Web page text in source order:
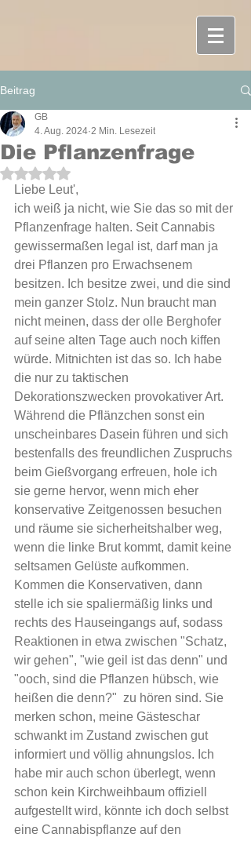
Beitrag
Die Pflanzenfrage
GB
4. Aug. 2024 2 Min. Lesezeit
Mit NaN von 5 Sternen bewertet.
Liebe Leut',
ich weiß ja nicht, wie Sie das so mit der
Pflanzenfrage halten. Seit Cannabis
gewissermaßen legal ist, darf man ja
drei Pflanzen pro Erwachsenem
besitzen. Ich besitze zwei, und die sind
mein ganzer Stolz. Nun braucht man
nicht meinen, dass der olle Berghofer
auf seine alten Tage auch noch kiffen
würde. Mitnichten ist das so. Ich habe
die nur zu taktischen
Dekorationszwecken provokativer Art.
Während die Pflänzchen sonst ein
unscheinbares Dasein führen und sich
bestenfalls des freundlichen Zuspruchs
beim Gießvorgang erfreuen, hole ich
sie gerne hervor, wenn mich eher
konservative Zeitgenossen besuchen
und räume sie sicherheitshalber weg,
wenn die linke Brut kommt, damit keine
seltsamen Gelüste aufkommen.
Kommen die Konservativen, dann
stelle ich sie spaliermäßig links und
rechts des Hauseingangs auf, sodass
Reaktionen in etwa zwischen "Schatz,
wir gehen", "wie geil ist das denn" und
"ooch, sind die Pflanzen hübsch, wie
heißen die denn?"  zu hören sind. Sie
merken schon, meine Gästeschar
schwankt im Zustand zwischen gut
informiert und völlig ahnungslos. Ich
habe mir auch schon überlegt, wenn
schon kein Kirchweihbaum offiziell
aufgestellt wird, könnte ich doch selbst
eine Cannabispflanze auf den